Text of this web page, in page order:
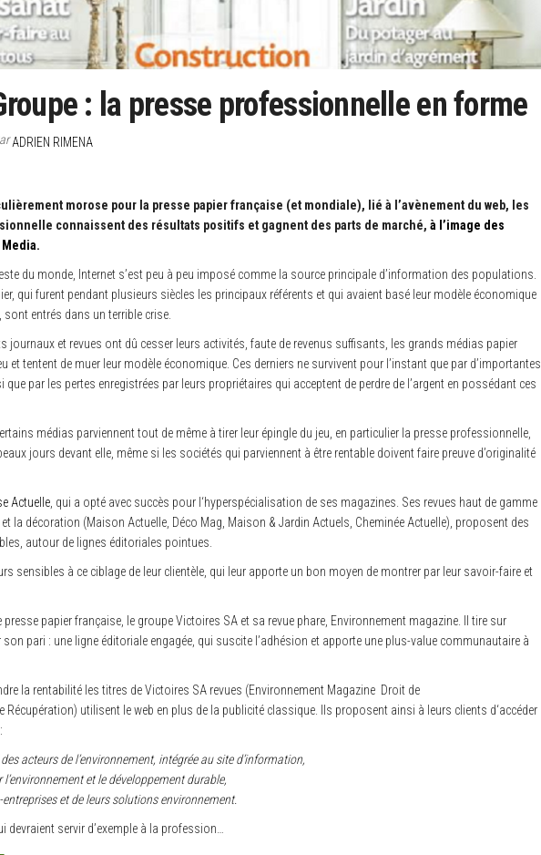
: la presse professionnelle en forme
ADRIEN RIMENA
morose pour la presse papier française (et mondiale), lié à l’avènement du web, les
connaissent des résultats positifs et gagnent des parts de marché, à l’image des
du monde, Internet s’est peu à peu imposé comme la source principale d’information des populations.
qui furent pendant plusieurs siècles les principaux référents et qui avaient basé leur modèle économique
entrés dans un terrible crise.
journaux et revues ont dû cesser leurs activités, faute de revenus suffisants, les grands médias papier
et tentent de muer leur modèle économique. Ces derniers ne survivent pour l’instant que par d’importantes
par les pertes enregistrées par leurs propriétaires qui acceptent de perdre de l’argent en possédant ces
médias parviennent tout de même à tirer leur épingle du jeu, en particulier la presse professionnelle,
jours devant elle, même si les sociétés qui parviennent à être rentable doivent faire preuve d’originalité
Actuelle , qui a opté avec succès pour l‘hyperspécialisation de ses magazines. Ses revues haut de gamme
la décoration (Maison Actuelle, Déco Mag, Maison & Jardin Actuels, Cheminée Actuelle), proposent des
autour de lignes éditoriales pointues.
sensibles à ce ciblage de leur clientèle, qui leur apporte un bon moyen de montrer par leur savoir-faire et
presse papier française, le groupe Victoires SA et sa revue phare, Environnement magazine. Il tire sur
son pari : une ligne éditoriale engagée, qui suscite l’adhésion et apporte une plus-value communautaire à
la rentabilité les titres de Victoires SA revues (Environnement Magazine Droit de
Récupération) utilisent le web en plus de la publicité classique. Ils proposent ainsi à leurs clients d‘accéder
acteurs de l’environnement, intégrée au site d’information,
et le développement durable,
et de leurs solutions environnement.
devraient servir d’exemple à la profession…